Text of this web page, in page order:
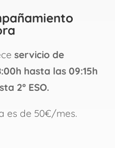
servicio de
hasta las 09:15h
2º ESO.
es de 50€/mes.